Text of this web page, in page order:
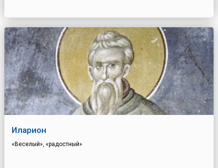
Иларион
«Веселый», «радостный»